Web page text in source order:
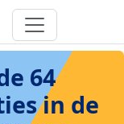
64
in de